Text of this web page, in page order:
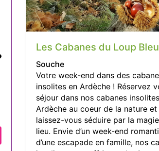
Les Cabanes du Loup Bleu
Souche
Votre week-end dans des
insolites en Ardèche ! Réservez
séjour dans nos cabanes
Ardèche au coeur de la nature et
laissez-vous séduire par la
lieu. Envie d’un week-end
d’une escapade en famille, nos